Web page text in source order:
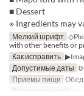
■ Dessert
※ Ingredients may
Мелкий шрифт
with other benefits or
Как исправить
Допустимые даты
Приемы пищи Обед
Категория места